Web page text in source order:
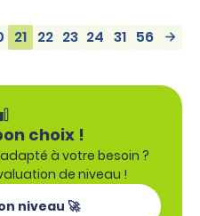
21 22 23 24 31 56
choix !
à votre besoin ?
de niveau !
niveau 🚀